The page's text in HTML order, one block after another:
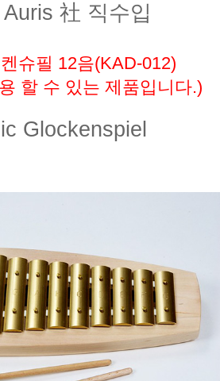
社 직수입
슈필 12음(KAD-012)
할 수 있는 제품입니다.)
Glockenspiel